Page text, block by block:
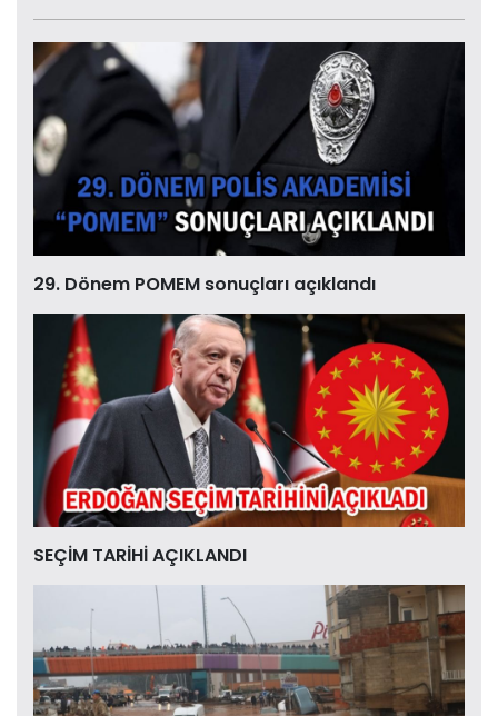
29. Dönem POMEM sonuçları açıklandı
SEÇİM TARİHİ AÇIKLANDI